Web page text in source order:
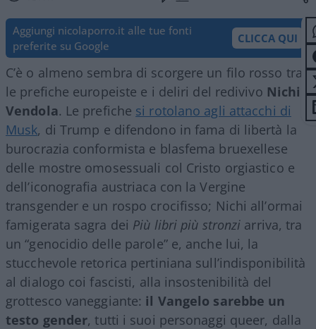
Aggiungi nicolaporro.it alle tue fonti
preferite su Google
CLICCA QUI
C’è o almeno sembra di scorgere un filo rosso tra
le prefiche europeiste e i deliri del redivivo Nichi
Vendola. Le prefiche si rotolano agli attacchi di
Musk, di Trump e difendono in fama di libertà la
burocrazia conformista e blasfema bruexellese
delle mostre omosessuali col Cristo orgiastico e
dell’iconografia austriaca con la Vergine
transgender e un rospo crocifisso; Nichi all’ormai
famigerata sagra dei Più libri più stronzi arriva, tra
un “genocidio delle parole” e, anche lui, la
stucchevole retorica pertiniana sull’indisponibilità
al dialogo coi fascisti, alla insostenibilità del
grottesco vaneggiante: il Vangelo sarebbe un
testo gender, tutti i suoi personaggi queer, dalla